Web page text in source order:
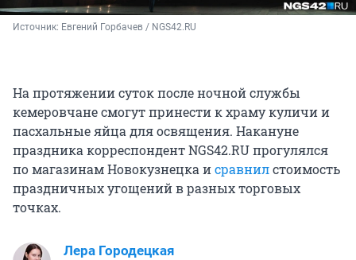
Источник: Евгений Горбачев / NGS42.RU
На протяжении суток после ночной службы
кемеровчане смогут принести к храму куличи и
пасхальные яйца для освящения. Накануне
праздника корреспондент NGS42.RU прогулялся
по магазинам Новокузнецка исравнилстоимость
праздничных угощений в разных торговых
точках.
Лера Городецкая